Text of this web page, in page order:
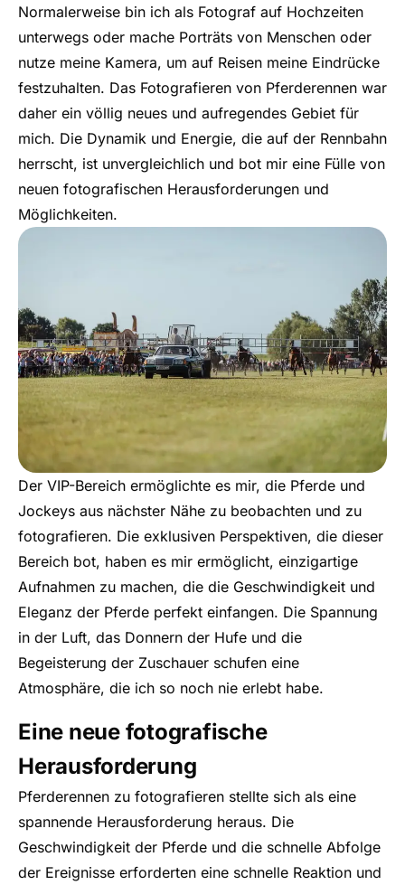
Normalerweise bin ich als Fotograf auf Hochzeiten
unterwegs oder mache Porträts von Menschen oder
nutze meine Kamera, um auf Reisen meine Eindrücke
festzuhalten. Das Fotografieren von Pferderennen war
daher ein völlig neues und aufregendes Gebiet für
mich. Die Dynamik und Energie, die auf der Rennbahn
herrscht, ist unvergleichlich und bot mir eine Fülle von
neuen fotografischen Herausforderungen und
Möglichkeiten.
Der VIP-Bereich ermöglichte es mir, die Pferde und
Jockeys aus nächster Nähe zu beobachten und zu
fotografieren. Die exklusiven Perspektiven, die dieser
Bereich bot, haben es mir ermöglicht, einzigartige
Aufnahmen zu machen, die die Geschwindigkeit und
Eleganz der Pferde perfekt einfangen. Die Spannung
in der Luft, das Donnern der Hufe und die
Begeisterung der Zuschauer schufen eine
Atmosphäre, die ich so noch nie erlebt habe.
Eine neue fotografische
Herausforderung
Pferderennen zu fotografieren stellte sich als eine
spannende Herausforderung heraus. Die
Geschwindigkeit der Pferde und die schnelle Abfolge
der Ereignisse erforderten eine schnelle Reaktion und